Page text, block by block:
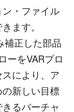
・ファイル
ます。
補正した部品
ーをVARプロ
により、ア
新しい目標
るバーチャ